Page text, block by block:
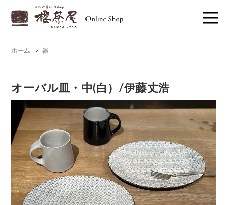
ホーム > 器
オーバル皿・中(白）/伊藤丈浩